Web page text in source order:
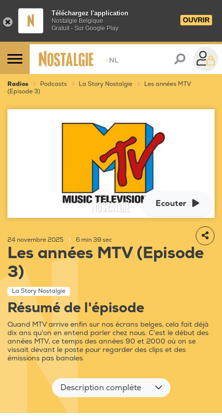
Téléchargez l'application
Nostalgie Belgique
Gratuit - Sur Google Play
OUVRIR
> NL
Radios Podcasts La Story Nostalgie
Les années MTV
(Episode 3)
Ecouter
24 novembre 2025 6 min 39 sec
Les années MTV (Episode
3)
La Story Nostalgie
Résumé de l'épisode
Quand MTV arrive enfin sur nos écrans belges, cela fait déjà
dix ans qu'on en entend parler chez nous. C'est le début des
années MTV, ce temps des années 90 et 2000 où on se
vissait devant le poste pour regarder des clips et des
émissions pas banales.
Description complète